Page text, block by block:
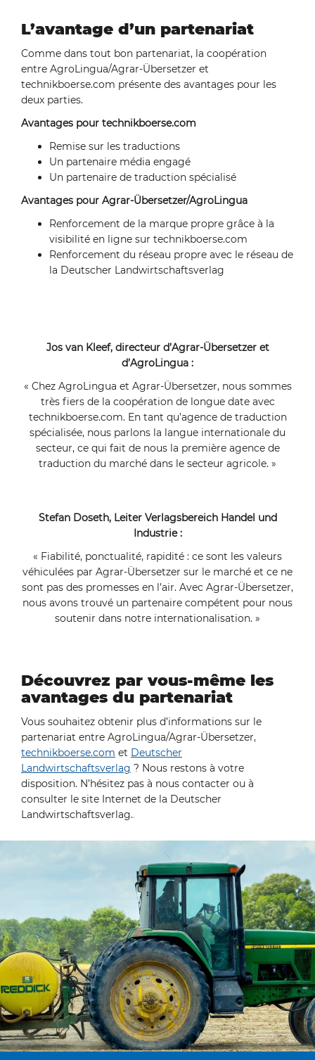
L’avantage d’un partenariat
Comme dans tout bon partenariat, la coopération
entre AgroLingua/Agrar-Übersetzer et
technikboerse.com présente des avantages pour les
deux parties.
Avantages pour technikboerse.com
Remise sur les traductions
Un partenaire média engagé
Un partenaire de traduction spécialisé
Avantages pour Agrar-Übersetzer/AgroLingua
Renforcement de la marque propre grâce à la
visibilité en ligne sur technikboerse.com
Renforcement du réseau propre avec le réseau de
la Deutscher Landwirtschaftsverlag
Jos van Kleef, directeur d’Agrar-Übersetzer et
d’AgroLingua :
« Chez AgroLingua et Agrar-Übersetzer, nous sommes
très fiers de la coopération de longue date avec
technikboerse.com. En tant qu’agence de traduction
spécialisée, nous parlons la langue internationale du
secteur, ce qui fait de nous la première agence de
traduction du marché dans le secteur agricole. »
Stefan Doseth, Leiter Verlagsbereich Handel und
Industrie :
« Fiabilité, ponctualité, rapidité : ce sont les valeurs
véhiculées par Agrar-Übersetzer sur le marché et ce ne
sont pas des promesses en l’air. Avec Agrar-Übersetzer,
nous avons trouvé un partenaire compétent pour nous
soutenir dans notre internationalisation. »
Découvrez par vous-même les
avantages du partenariat
Vous souhaitez obtenir plus d’informations sur le
partenariat entre AgroLingua/Agrar-Übersetzer,
technikboerse.com et Deutscher
Landwirtschaftsverlag ? Nous restons à votre
disposition. N’hésitez pas à nous contacter ou à
consulter le site Internet de la Deutscher
Landwirtschaftsverlag..